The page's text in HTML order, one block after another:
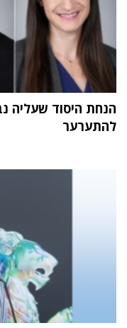
הנחת היסוד שעליה
להתערער